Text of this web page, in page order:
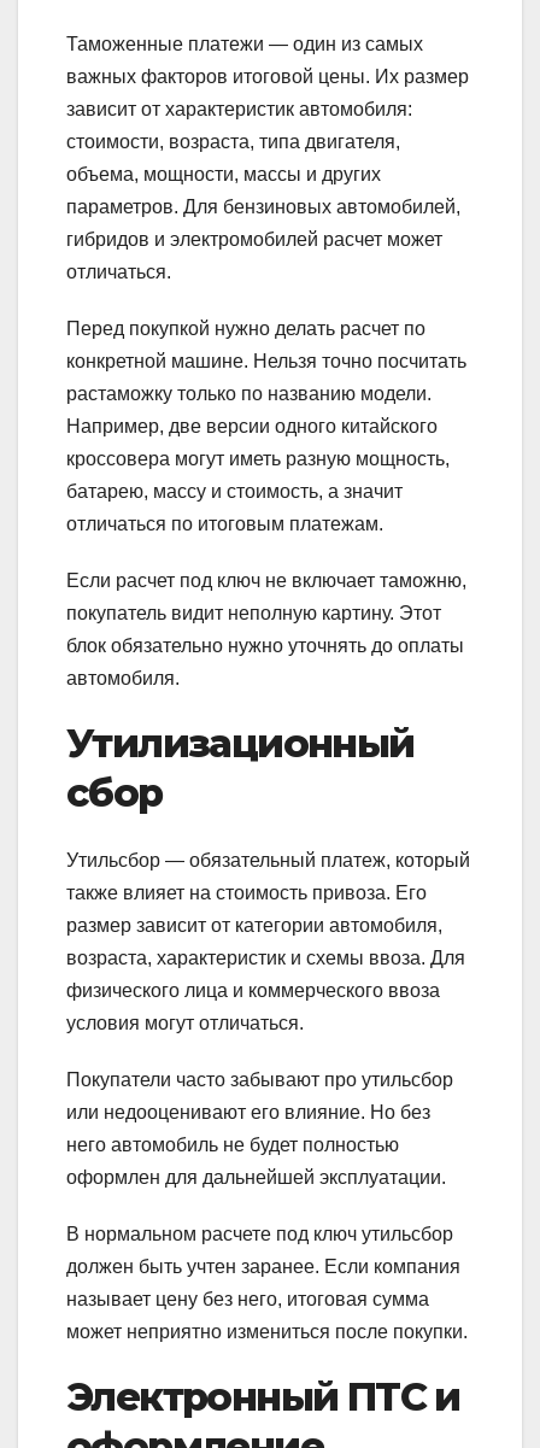
Таможенные платежи — один из самых
важных факторов итоговой цены. Их размер
зависит от характеристик автомобиля:
стоимости, возраста, типа двигателя,
объема, мощности, массы и других
параметров. Для бензиновых автомобилей,
гибридов и электромобилей расчет может
отличаться.
Перед покупкой нужно делать расчет по
конкретной машине. Нельзя точно посчитать
растаможку только по названию модели.
Например, две версии одного китайского
кроссовера могут иметь разную мощность,
батарею, массу и стоимость, а значит
отличаться по итоговым платежам.
Если расчет под ключ не включает таможню,
покупатель видит неполную картину. Этот
блок обязательно нужно уточнять до оплаты
автомобиля.
Утилизационный
сбор
Утильсбор — обязательный платеж, который
также влияет на стоимость привоза. Его
размер зависит от категории автомобиля,
возраста, характеристик и схемы ввоза. Для
физического лица и коммерческого ввоза
условия могут отличаться.
Покупатели часто забывают про утильсбор
или недооценивают его влияние. Но без
него автомобиль не будет полностью
оформлен для дальнейшей эксплуатации.
В нормальном расчете под ключ утильсбор
должен быть учтен заранее. Если компания
называет цену без него, итоговая сумма
может неприятно измениться после покупки.
Электронный ПТС и